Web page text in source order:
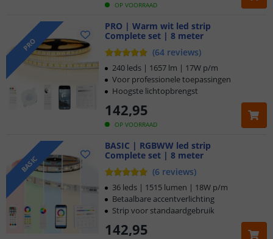
OP VOORRAAD
PRO
PRO | Warm wit led strip
Complete set | 8 meter
(64 reviews)
OP VOORRAAD
142,95
240 leds | 1657 lm | 17W p/m
Voor professionele toepassingen
Hoogste lichtopbrengst
BASIC
BASIC | RGBWW led strip
Complete set | 8 meter
(6 reviews)
142,95
36 leds | 1515 lumen | 18W p/m
Betaalbare accentverlichting
Strip voor standaardgebruik